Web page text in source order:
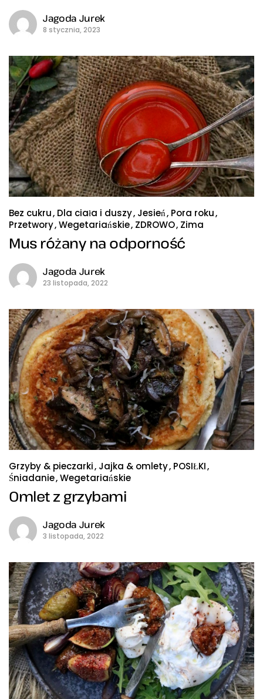
Jagoda Jurek
8 stycznia, 2023
Bez cukru Dla ciała i duszy Jesień Pora roku
Przetwory Wegetariańskie ZDROWO Zima
Mus różany na odporność
Jagoda Jurek
23 listopada, 2022
Grzyby & pieczarki Jajka & omlety POSIŁKI
Śniadanie Wegetariańskie
Omlet z grzybami
Jagoda Jurek
3 listopada, 2022